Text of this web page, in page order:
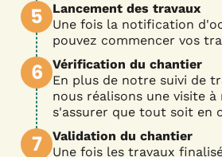
5
Lancement des travaux
Une fois la notification
pouvez commencer vos
6
Vérification du chantier
En plus de notre suivi de
nous réalisons une visite
s'assurer que tout soit en
7
Validation du chantier
Une fois les travaux